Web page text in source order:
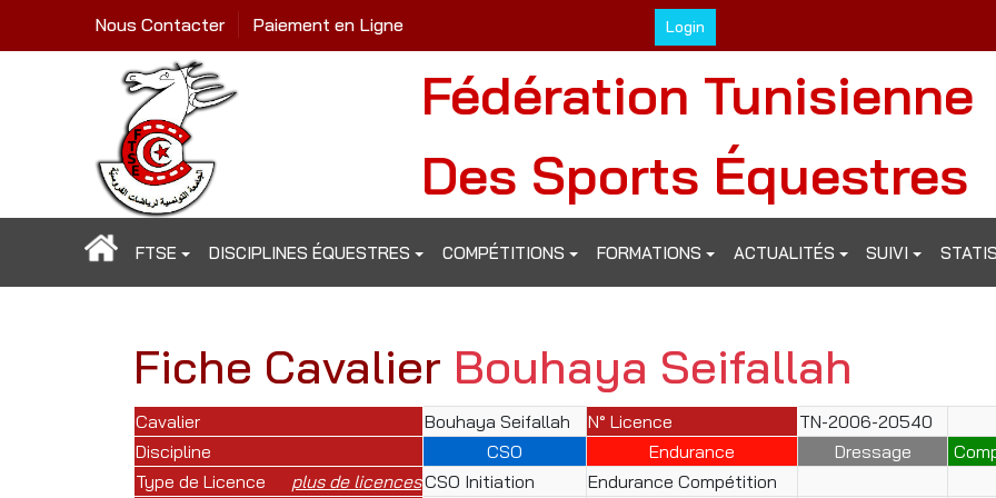
Login
Nous Contacter Paiement en Ligne
Fédération Tunisienne
Des Sports Équestres
FTSE DISCIPLINES ÉQUESTRES COMPÉTITIONS FORMATIONS ACTUALITÉS SUIVI
Fiche Cavalier Bouhaya Seifallah
Cavalier Bouhaya Seifallah N° Licence
TN-2006-20540
Discipline
CSO Endurance Dressage
Type de Licence
plus de licencesCSO Initiation
Endurance Compétition